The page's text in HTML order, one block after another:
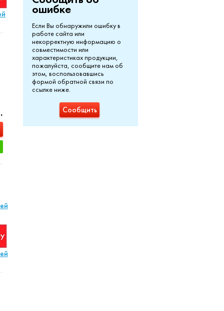
ошибке
Если Вы обнаружили ошибку в
работе сайта или
некорректную информацию о
совместимости или
характеристиках продукции,
пожалуйста, сообщите нам об
этом, воспользовавшись
формой обратной связи по
ссылке ниже.
Сообщить